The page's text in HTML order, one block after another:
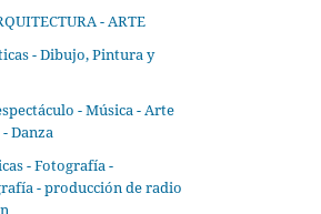
- ARTE
- Dibujo, Pintura y
- Música - Arte
Danza
- Fotografía -
- producción de radio